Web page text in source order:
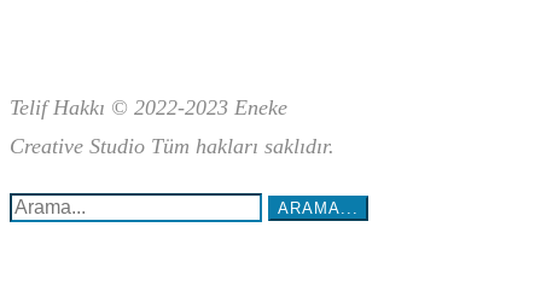
Telif Hakkı © 2022-2023 Eneke
Creative Studio Tüm hakları saklıdır.
Arama...: ARAMA...